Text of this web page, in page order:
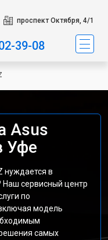
проспект Октября, 4/1
39-08
Asus
Уфе
нуждается в
сервисный центр
по
модель
самых